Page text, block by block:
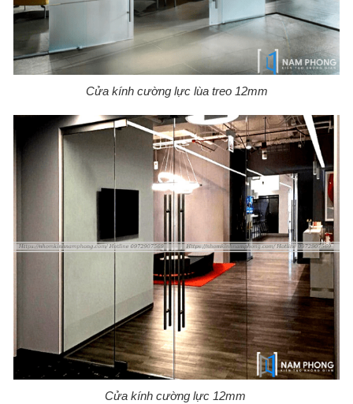
Cửa kính cường lực lùa treo 12mm
Cửa kính cường lực 12mm